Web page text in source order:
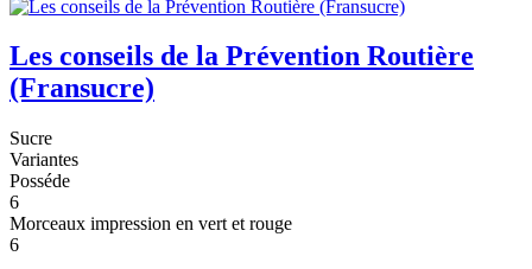
Les conseils de la Prévention Routière
(Fransucre)
Sucre
Variantes
Posséde
6
Morceaux impression en vert et rouge
6